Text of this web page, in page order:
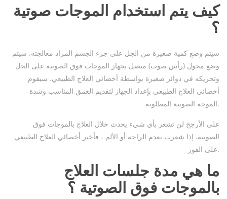
كيف يتم استخدام الموجات صوتية
؟
سيتم وضع كمية صغيرة من الجل على جزء الجسم المراد معالجته. سيتم
وضع محول (رأس صوت) متصل بجهاز الموجات فوق الصوتية على الجل
وتحريكه في دوائر صغيرة بواسطة أخصائي العلاج الطبيعي. سيقوم
أخصائي العلاج الطبيعي بإعداد الجهاز لتقديم العمق المناسب وشدة
الموجة الصوتية المطلوبة.
على الأرجح لن تشعر بأي شيء يحدث خلال العلاج بالموجات فوق
الصوتية. إذا شعرت بعدم الراحة أو الألم ، فأخبر أخصائي العلاج الطبيعي
على الفور.
ما هي مدة جلسات العلاج
بالموجات فوق الصوتية ؟